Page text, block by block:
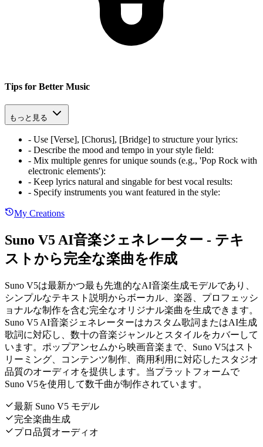
Tips for Better Music
もっと見る
- Use [Verse], [Chorus], [Bridge] to structure your lyrics:
- Describe the mood and tempo in your style field:
- Mix multiple genres for unique sounds (e.g., 'Pop Rock with
electronic elements'):
- Keep lyrics natural and singable for best vocal results:
- Specify instruments you want featured in the style:
My Creations
Suno V5 AI音楽ジェネレーター - テキ
ストから完全な楽曲を作成
Suno V5は最新かつ最も先進的なAI音楽生成モデルであり、
シンプルなテキスト説明からボーカル、楽器、プロフェッシ
ョナルな制作を含む完全なオリジナル楽曲を生成できます。
Suno V5 AI音楽ジェネレーターはカスタム歌詞またはAI生成
歌詞に対応し、数十の音楽ジャンルとスタイルをカバーして
います。ポップアンセムから映画音楽まで、Suno V5はスト
リーミング、コンテンツ制作、商用利用に対応したスタジオ
品質のオーディオを提供します。当プラットフォームで
Suno V5を使用して数千曲が制作されています。
最新 Suno V5 モデル
完全楽曲生成
プロ品質オーディオ